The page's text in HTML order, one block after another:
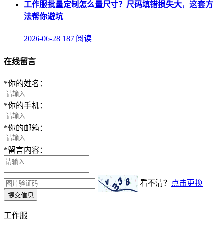
工作服批量定制怎么量尺寸？尺码填错损失大，这套方
法帮你避坑
2026-06-28 187 阅读
在线留言
*你的姓名：
*你的手机：
*你的邮箱：
*留言内容：
看不清？ 点击更换
提交信息
工作服